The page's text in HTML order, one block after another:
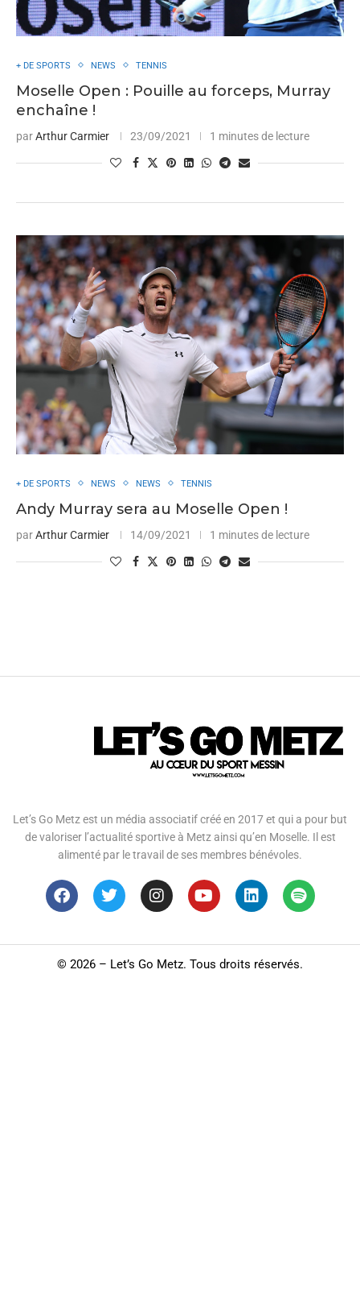
+ DE SPORTS NEWS TENNIS
Moselle Open : Pouille au forceps, Murray
enchaîne !
parArthur Carmier 23/09/2021 1 minutes de lecture
+ DE SPORTS NEWS NEWS TENNIS
Andy Murray sera au Moselle Open !
parArthur Carmier 14/09/2021 1 minutes de lecture
Let’s Go Metz est un média associatif créé en 2017 et qui a pour but
de valoriser l’actualité sportive à Metz ainsi qu’en Moselle. Il est
alimenté par le travail de ses membres bénévoles.
© 2026 – Let’s Go Metz. Tous droits réservés.